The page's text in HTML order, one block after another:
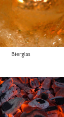
Bierglas